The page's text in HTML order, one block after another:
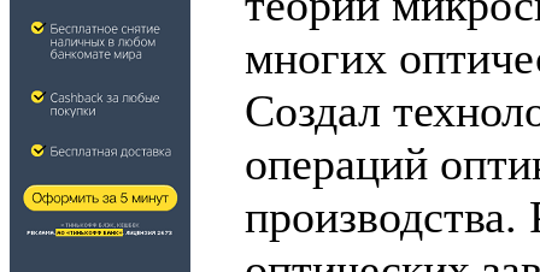
многих
Создал
операций
производства.